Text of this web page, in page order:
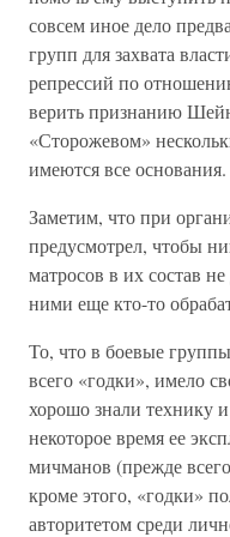
совсем иное дело
групп для захвата
репрессий по
верить признанию
«Сторожевом»
имеются все основания.
Заметим, что при
предусмотрел, чтобы
матросов в их состав
ними еще кто-то
То, что в боевые
всего «годки», имело
хорошо знали технику
некоторое время ее
мичманов (прежде
кроме этого, «годки»
авторитетом среди